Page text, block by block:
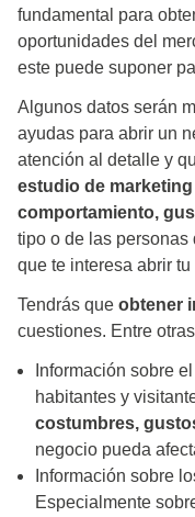
fundamental para
oportunidades del
este puede suponer
Algunos datos serán
ayudas para abrir un
atención al detalle y
estudio de
comportamiento,
tipo o de las personas
que te interesa abrir tu
Tendrás que obtener
cuestiones. Entre
Información sobre el
habitantes y
costumbres,
negocio pueda
Información sobre
Especialmente